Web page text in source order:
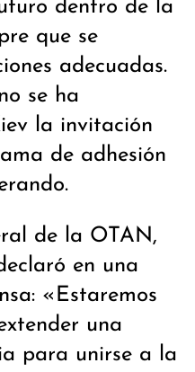
dentro de la
que se
adecuadas.
se ha
la invitación
de adhesión
de la OTAN,
en una
«Estaremos
una
para unirse a la